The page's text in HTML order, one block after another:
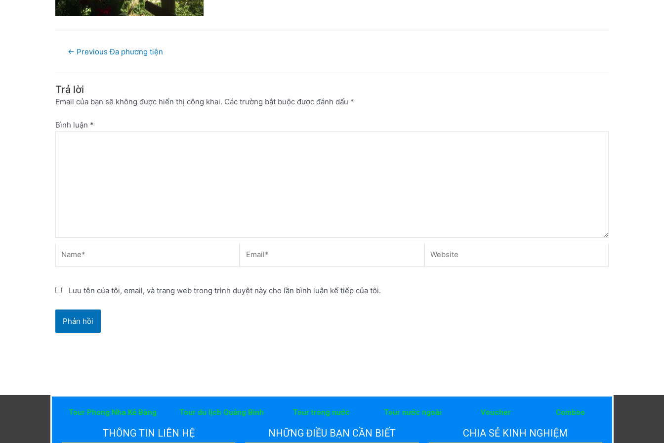
← Previous Đa phương tiện
Trả lời
Email của bạn sẽ không được hiển thị công khai. Các trường bắt buộc được đánh dấu *
Bình luận *
Lưu tên của tôi, email, và trang web trong trình duyệt này cho lần bình luận kế tiếp của tôi.
Tour Phong Nha Kẻ Bàng Tour du lịch Quảng Bình Tour trong nước Tour nước ngoài Voucher Comboo
THÔNG TIN LIÊN HỆ NHỮNG ĐIỀU BẠN CẦN BIẾT CHIA SẺ KINH NGHIỆM